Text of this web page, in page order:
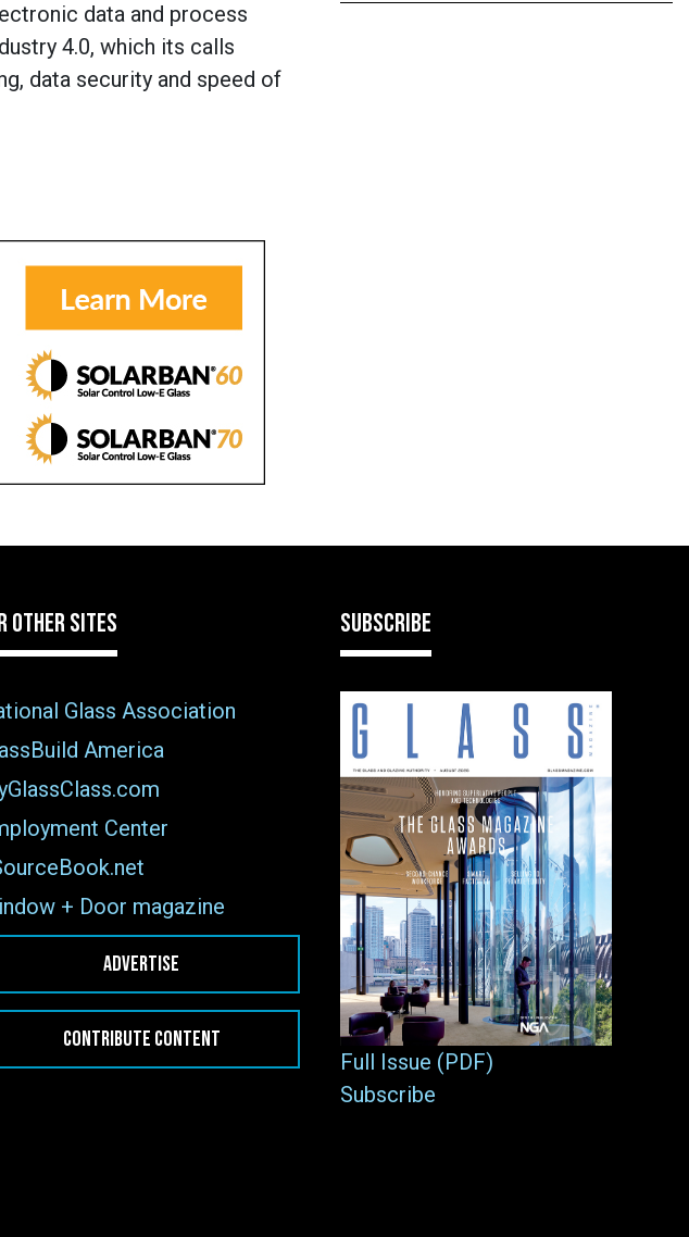
data and process
4.0, which its calls
data security and speed of
до зарплати залишилося
прискорює процес
підтвердження,
після підписання
ссуд из-за отсутствия
организации
своим клиентам на
OTHER SITES
Glass Association
America
Center
+ Door magazine
ADVERTISE
CONTRIBUTE CONTENT
SUBSCRIBE
Full Issue (PDF)
Subscribe